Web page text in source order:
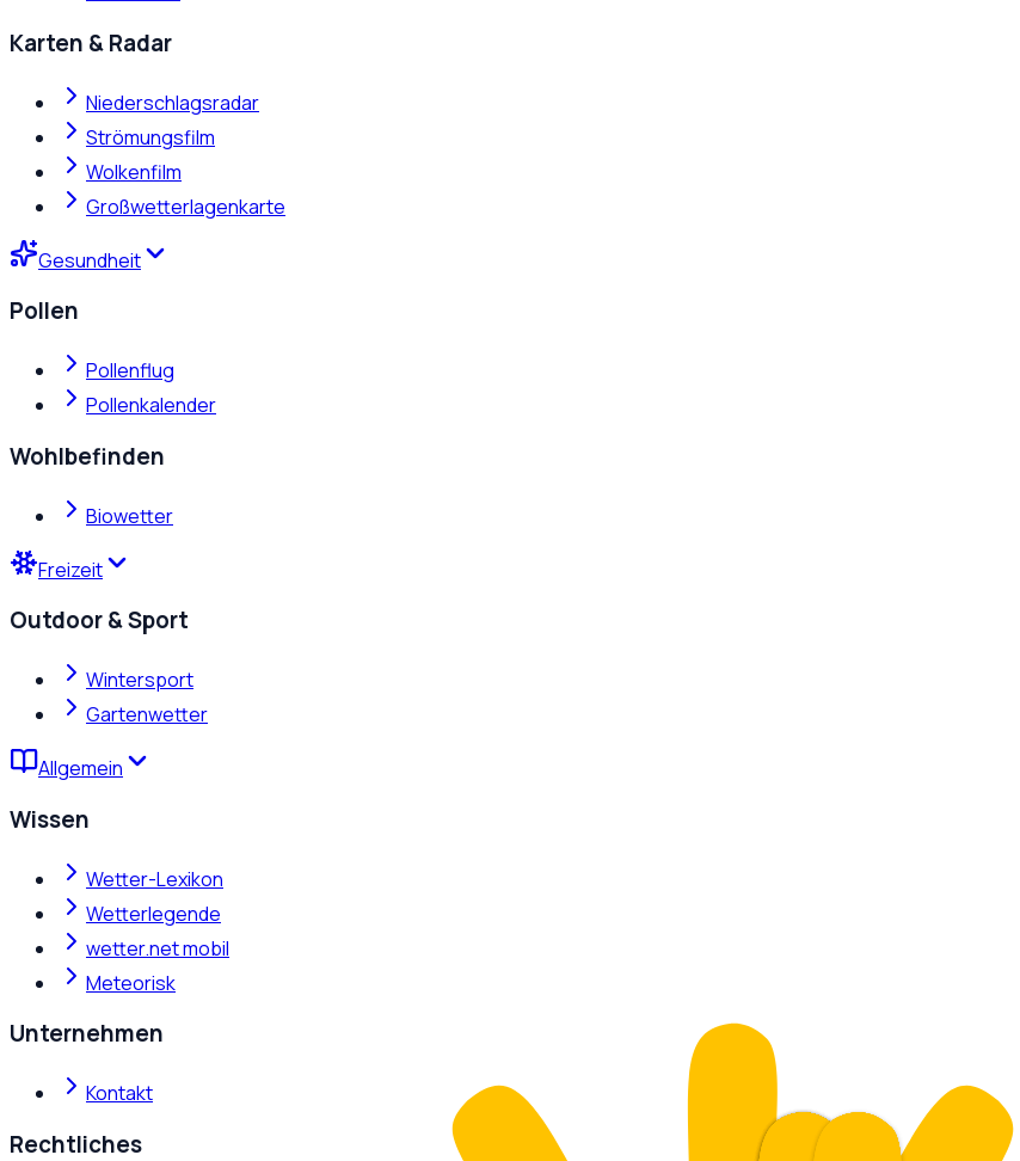
Karten & Radar
Niederschlagsradar
Strömungsfilm
Wolkenfilm
Großwetterlagenkarte
Gesundheit
Pollen
Pollenflug
Pollenkalender
Wohlbefinden
Biowetter
Freizeit
Outdoor & Sport
Wintersport
Gartenwetter
Allgemein
Wissen
Wetter-Lexikon
Wetterlegende
wetter.net mobil
Meteorisk
Unternehmen
Kontakt
Rechtliches